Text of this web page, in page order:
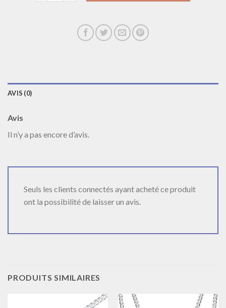
AVIS (0)
Avis
Il n’y a pas encore d’avis.
Seuls les clients connectés ayant acheté ce produit
ont la possibilité de laisser un avis.
PRODUITS SIMILAIRES